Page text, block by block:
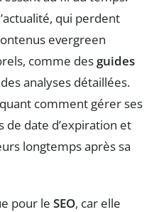
qui perdent
evergreen
comme des guides
analyses détaillées.
comment gérer ses
de date d’expiration et
longtemps après sa
pour le SEO, car elle